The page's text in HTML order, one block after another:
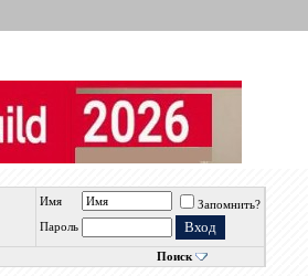
Имя
Запомнить?
Пароль
Поиск